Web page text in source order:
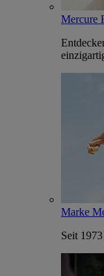
Mercure
Marke
Seit